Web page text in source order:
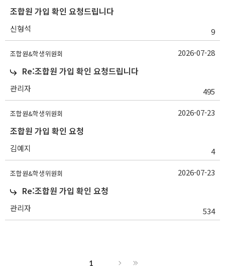
조합원 가입 확인 요청드립니다
신형석 9
조합원&학생위원회
Re:조합원 가입 확인 요청드립니다
관리자 495
2026-07-28
조합원&학생위원회
조합원 가입 확인 요청
김예지 4
2026-07-23
조합원&학생위원회
Re:조합원 가입 확인 요청
관리자 534
2026-07-23
1